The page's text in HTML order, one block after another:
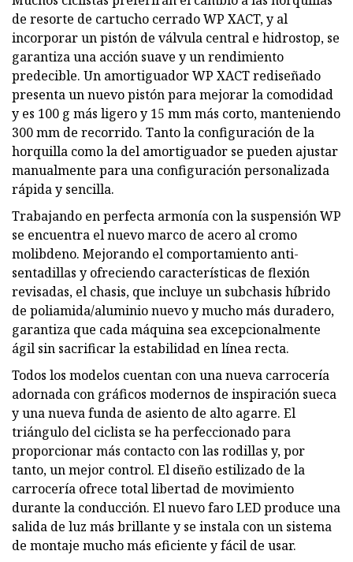
de resorte de cartucho cerrado WP XACT, y al
incorporar un pistón de válvula central e hidrostop, se
garantiza una acción suave y un rendimiento
predecible. Un amortiguador WP XACT rediseñado
presenta un nuevo pistón para mejorar la comodidad
y es 100 g más ligero y 15 mm más corto, manteniendo
300 mm de recorrido. Tanto la configuración de la
horquilla como la del amortiguador se pueden ajustar
manualmente para una configuración personalizada
rápida y sencilla.
Trabajando en perfecta armonía con la suspensión WP
se encuentra el nuevo marco de acero al cromo
molibdeno. Mejorando el comportamiento anti-
sentadillas y ofreciendo características de flexión
revisadas, el chasis, que incluye un subchasis híbrido
de poliamida/aluminio nuevo y mucho más duradero,
garantiza que cada máquina sea excepcionalmente
ágil sin sacrificar la estabilidad en línea recta.
Todos los modelos cuentan con una nueva carrocería
adornada con gráficos modernos de inspiración sueca
y una nueva funda de asiento de alto agarre. El
triángulo del ciclista se ha perfeccionado para
proporcionar más contacto con las rodillas y, por
tanto, un mejor control. El diseño estilizado de la
carrocería ofrece total libertad de movimiento
durante la conducción. El nuevo faro LED produce una
salida de luz más brillante y se instala con un sistema
de montaje mucho más eficiente y fácil de usar.